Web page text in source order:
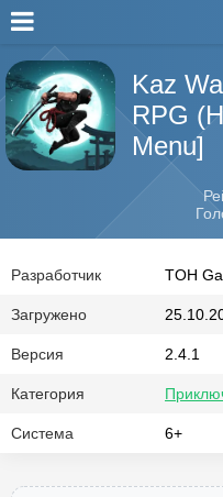
Kaz
RPG
Menu]
Разработчик TOH
Загружено
Версия 2.4.1
Категория
Система 6+